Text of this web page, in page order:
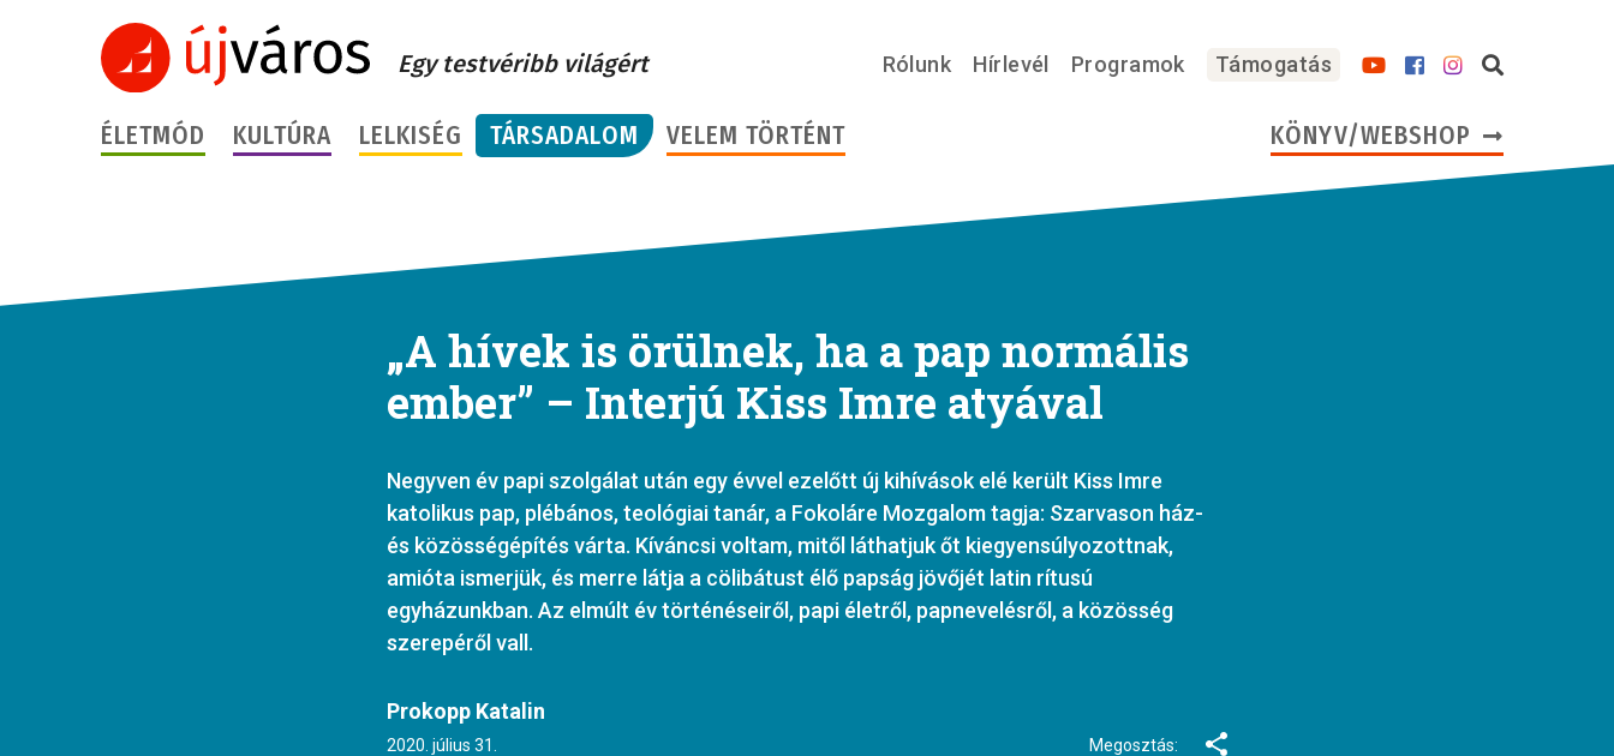
Egy testvéribb világért Rólunk Hírlevél Programok Támogatás
ÉLETMÓD KULTÚRA LELKISÉG TÁRSADALOM VELEM TÖRTÉNT KÖNYV/WEBSHOP
„A hívek is örülnek, ha a pap normális
ember” – Interjú Kiss Imre atyával
Negyven év papi szolgálat után egy évvel ezelőtt új kihívások elé került Kiss Imre
katolikus pap, plébános, teológiai tanár, a Fokoláre Mozgalom tagja: Szarvason ház-
és közösségépítés várta. Kíváncsi voltam, mitől láthatjuk őt kiegyensúlyozottnak,
amióta ismerjük, és merre látja a cölibátust élő papság jövőjét latin rítusú
egyházunkban. Az elmúlt év történéseiről, papi életről, papnevelésről, a közösség
szerepéről vall.
Prokopp Katalin
2020. július 31. Megosztás: